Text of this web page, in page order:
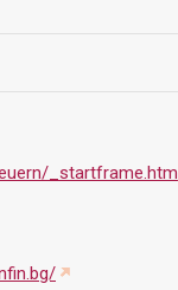
_startframe.htm